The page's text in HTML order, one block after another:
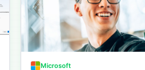
Microsoft